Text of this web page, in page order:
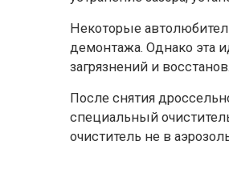
Некоторые
демонтажа. Однако эта
загрязнений и
После снятия
специальный
очиститель не в